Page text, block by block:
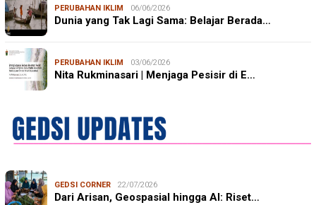
PERUBAHAN IKLIM 06/06/2026
Dunia yang Tak Lagi Sama: Belajar Berada…
PERUBAHAN IKLIM 03/06/2026
Nita Rukminasari | Menjaga Pesisir di E…
GEDSI CORNER 22/07/2026
Dari Arisan, Geospasial hingga AI: Riset…